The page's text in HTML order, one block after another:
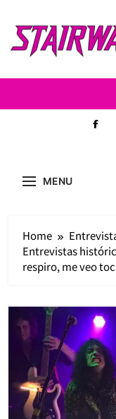
content
MENU
Home
Entrevistas
respiro, me veo